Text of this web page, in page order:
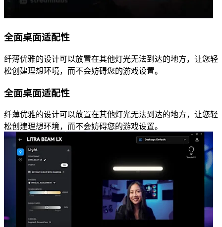
全面桌面适配性
纤薄优雅的设计可以放置在其他灯光无法到达的地方，让您轻
松创建理想环境，而不会妨碍您的游戏设置。
全面桌面适配性
纤薄优雅的设计可以放置在其他灯光无法到达的地方，让您轻
松创建理想环境，而不会妨碍您的游戏设置。